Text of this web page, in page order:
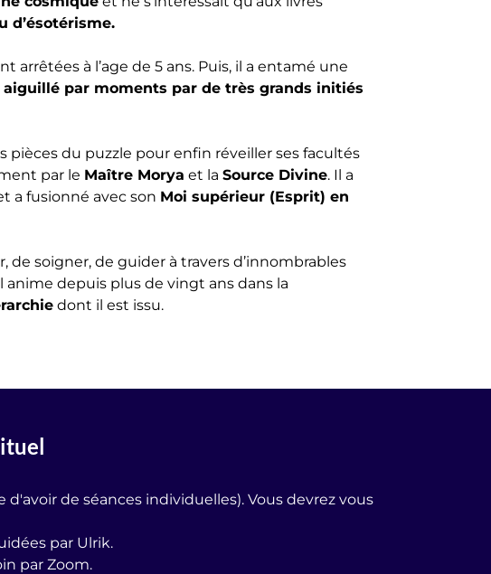
d’ésotérisme.
arrêtées à l’age de 5 ans. Puis, il a entamé une
par moments par de très grands initiés
pièces du puzzle pour enfin réveiller ses facultés
par le Maître Morya et laSource Divine. Il a
a fusionné avec son Moi supérieur (Esprit) en
de soigner, de guider à travers d’innombrables
anime depuis plus de vingt ans dans la
dont il est issu.
d'avoir de séances individuelles). Vous devrez vous
par Ulrik.
par Zoom.